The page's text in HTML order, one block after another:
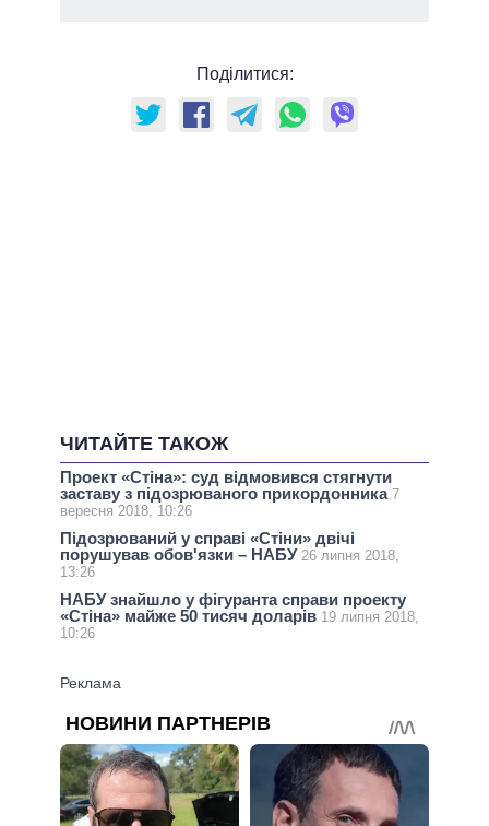
Поділитися:
ЧИТАЙТЕ ТАКОЖ
Проект «Стіна»: суд відмовився стягнути
заставу з підозрюваного прикордонника 7
вересня 2018, 10:26
Підозрюваний у справі «Стіни» двічі
порушував обов'язки – НАБУ 26 липня 2018,
13:26
НАБУ знайшло у фігуранта справи проекту
«Стіна» майже 50 тисяч доларів 19 липня 2018,
10:26